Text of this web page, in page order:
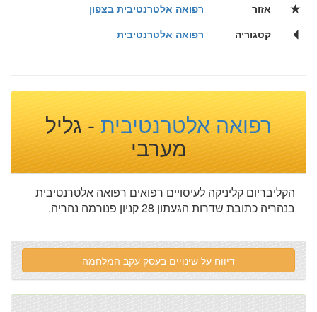
אזור
רפואה אלטרנטיבית בצפון
קטגוריה
רפואה אלטרנטיבית
רפואה אלטרנטיבית - גליל
מערבי
הקליבריום קליניקה לעיסויים רפואים רפואה אלטרנטיבית
בנהריה כתובת שדרות הגעתון 28 קניון פנורמה נהריה.
דיווח על שינויים בעסק עקב המלחמה